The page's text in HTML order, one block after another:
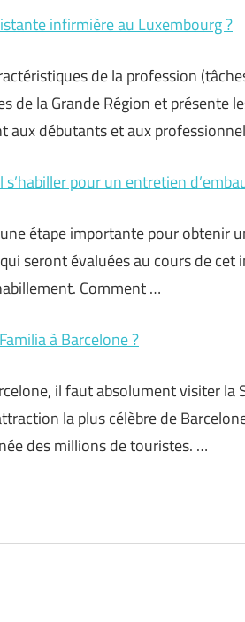
infirmière au Luxembourg ?
de la profession
de la Grande Région et présente
aux débutants et aux
pour un entretien
étape importante pour obtenir
seront évaluées au cours de
Comment …
à Barcelone ?
il faut absolument visiter la
la plus célèbre de
des millions de touristes. …